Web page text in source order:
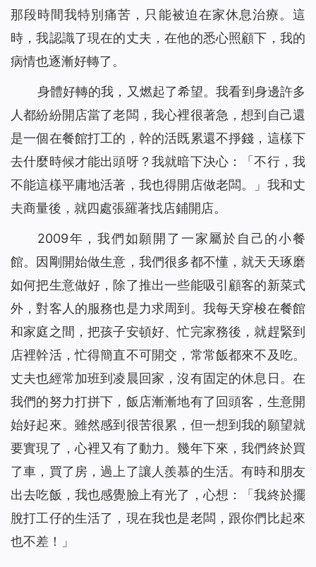
那段時間我特別痛苦，只能被迫在家休息治療。這
時，我認識了現在的丈夫，在他的悉心照顧下，我的
病情也逐漸好轉了。
身體好轉的我，又燃起了希望。我看到身邊許多
人都紛紛開店當了老闆，我心裡很著急，想到自己還
是一個在餐館打工的，幹的活既累還不掙錢，這樣下
去什麼時候才能出頭呀？我就暗下決心：「不行，我
不能這樣平庸地活著，我也得開店做老闆。」我和丈
夫商量後，就四處張羅著找店鋪開店。
2009年，我們如願開了一家屬於自己的小餐
館。因剛開始做生意，我們很多都不懂，就天天琢磨
如何把生意做好，除了推出一些能吸引顧客的新菜式
外，對客人的服務也是力求周到。我每天穿梭在餐館
和家庭之間，把孩子安頓好、忙完家務後，就趕緊到
店裡幹活，忙得簡直不可開交，常常飯都來不及吃。
丈夫也經常加班到凌晨回家，沒有固定的休息日。在
我們的努力打拼下，飯店漸漸地有了回頭客，生意開
始好起來。雖然感到很苦很累，但一想到我的願望就
要實現了，心裡又有了動力。幾年下來，我們終於買
了車，買了房，過上了讓人羨慕的生活。有時和朋友
出去吃飯，我也感覺臉上有光了，心想：「我終於擺
脫打工仔的生活了，現在我也是老闆，跟你們比起來
也不差！」